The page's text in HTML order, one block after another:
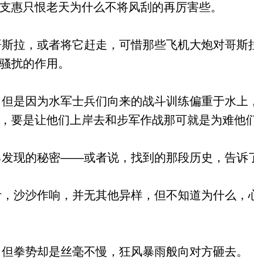
惠只恨老天为什么不将风刮的再厉害些。
拉，或者将它赶走，可惜那些飞机大炮对哥斯
扰的作用。
是因为水军士兵们向来的战斗训练偏重于水上
要是让他们上岸去和步军作战那可就是为难他们
现的秘密——或者说，找到的那段历史，告诉
沙沙作响，并无其他异样，但不知道为什么，
势却是丝毫不慢，狂风暴雨般向对方砸去。